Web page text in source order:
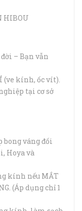
HIBOU
– Bạn vẫn
(ve kính, ốc vít).
tại cơ sở
bong váng đối
Hoya và
kính nếu MẮT
(Áp dụng chỉ 1